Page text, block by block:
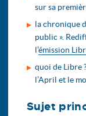
sur sa
la chronique
public ».
l’émission
quoi de Libre
l’April et le
Sujet